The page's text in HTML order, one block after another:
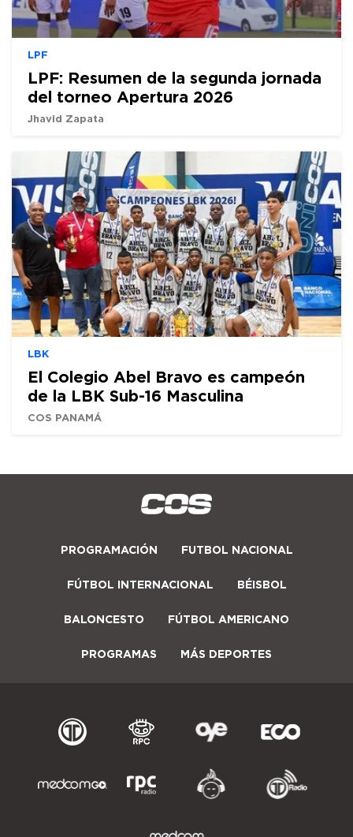
LPF
LPF: Resumen de la segunda jornada
del torneo Apertura 2026
Jhavid Zapata
LBK
El Colegio Abel Bravo es campeón
de la LBK Sub-16 Masculina
COS PANAMÁ
PROGRAMACIÓN FUTBOL NACIONAL
FÚTBOL INTERNACIONAL BÉISBOL
BALONCESTO FÚTBOL AMERICANO
PROGRAMAS MÁS DEPORTES